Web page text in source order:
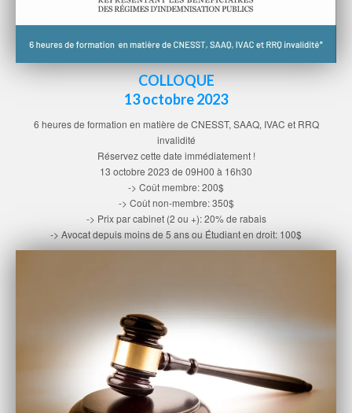
COLLOQUE
13 octobre 2023
6 heures de formation en matière de CNESST, SAAQ, IVAC et RRQ
invalidité
Réservez cette date immédiatement !
13 octobre 2023 de 09H00 à 16h30
-> Coût membre: 200$
-> Coût non-membre: 350$
-> Prix par cabinet (2 ou +): 20% de rabais
-> Avocat depuis moins de 5 ans ou Étudiant en droit: 100$